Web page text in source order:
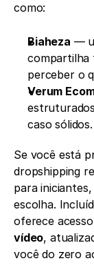
como:
Biaheza —
compartilha
perceber o
Verum
caso sólidos.
Se você está
dropshipping
para iniciantes,
escolha.
oferece
vídeo,
você do zero